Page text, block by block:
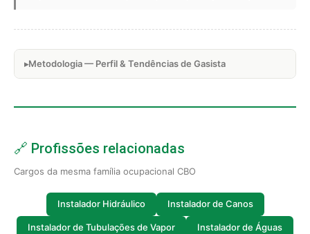
Metodologia — Perfil & Tendências de Gasista
🔗 Profissões relacionadas
Cargos da mesma família ocupacional CBO
Instalador Hidráulico Instalador de Canos
Instalador de Tubulações de Vapor Instalador de Águas